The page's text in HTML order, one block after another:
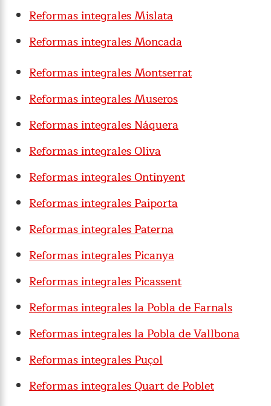
Reformas integrales Mislata
Reformas integrales Moncada
Reformas integrales Montserrat
Reformas integrales Museros
Reformas integrales Náquera
Reformas integrales Oliva
Reformas integrales Ontinyent
Reformas integrales Paiporta
Reformas integrales Paterna
Reformas integrales Picanya
Reformas integrales Picassent
Reformas integrales la Pobla de Farnals
Reformas integrales la Pobla de Vallbona
Reformas integrales Puçol
Reformas integrales Quart de Poblet